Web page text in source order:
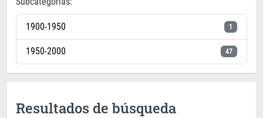
1900-1950 1
1950-2000 47
Resultados de búsqueda